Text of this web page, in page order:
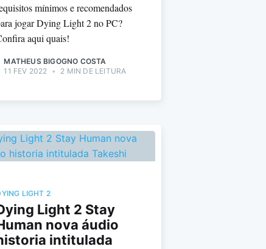
mínimos e recomendados
jogar Dying Light 2 no PC?
aqui quais!
MATHEUS BIGOGNO COSTA
11 FEV 2022
• 2 MIN DE LEITURA
LIGHT 2
Light 2 Stay
nova áudio
intitulada